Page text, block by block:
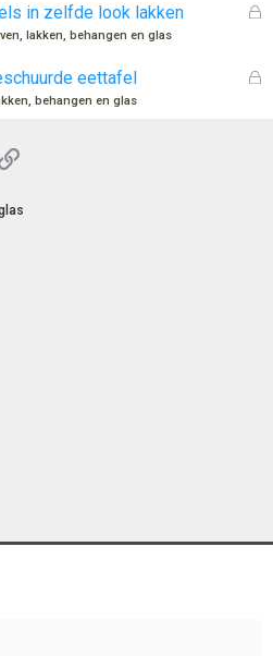
n
G
in zelfde look lakken
lakken, behangen en glas
G
eettafel
behangen en glas
Link